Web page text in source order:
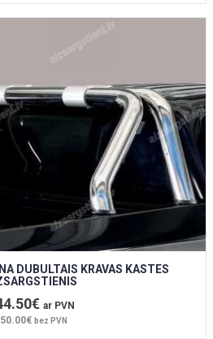
DUBULTAIS KRAVAS KASTES
ar PVN
bez PVN